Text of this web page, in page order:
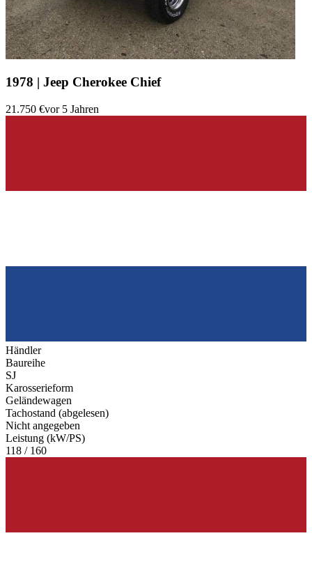
1978 | Jeep Cherokee Chief
21.750 €vor 5 Jahren
Händler
Baureihe
SJ
Karosserieform
Geländewagen
Tachostand (abgelesen)
Nicht angegeben
Leistung (kW/PS)
118 / 160